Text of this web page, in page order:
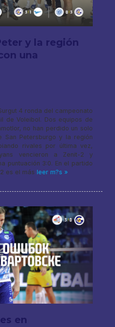
y la región
una
4 ronda del campeonato
de Voleibol. Dos equipos de
no han perdido un solo
San Petersburgo y la región
rivales por última vez,
vencieron a Zenit-2 y
puntuación 3:0. En el partido
es el más leer m?s »
en